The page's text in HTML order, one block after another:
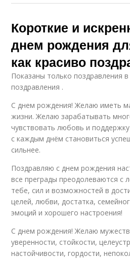
Короткие и
днем рождения
как красиво
Показаны только поздравления
поздравления .
С днем рождения! Желаю иметь
жизни. Желаю зарабатывать
чувствовать любовь и
с каждым днём становиться
сильнее.
Поздравляю с днем рождения
все преграды преодолеваются с
тебе, сил и возможностей в
целей, любви, достатка,
эмоций и хорошего настроения!
С днем рождения! Желаю
уверенности, стойкости,
настойчивости, гордости,